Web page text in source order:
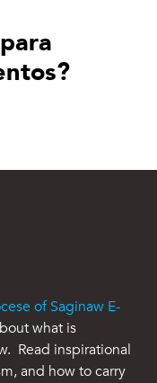
of Saginaw E-
what is
Read inspirational
and how to carry